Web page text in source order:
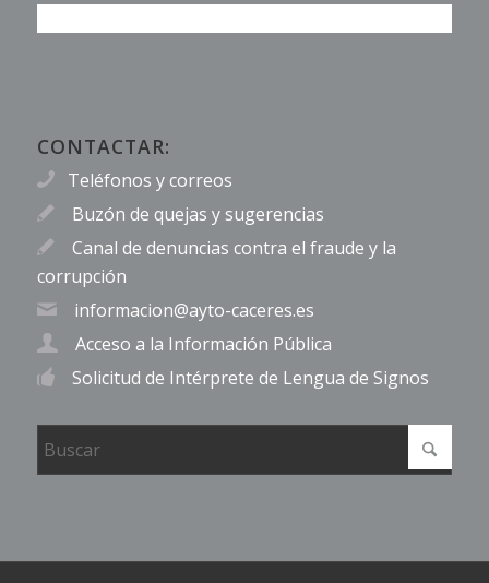
CONTACTAR:
Teléfonos y correos
Buzón de quejas y sugerencias
Canal de denuncias contra el fraude y la
corrupción
informacion@ayto-caceres.es
Acceso a la Información Pública
Solicitud de Intérprete de Lengua de Signos